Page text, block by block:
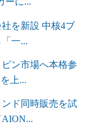
を新設 中核4ブ
一...
ン市場へ本格参
上...
ド同時販売を試